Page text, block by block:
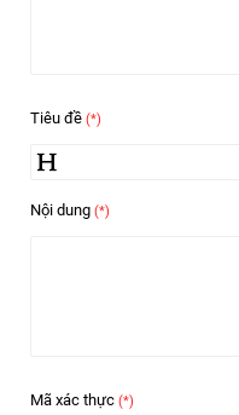
Tiêu đề (*)
Nội dung (*)
Mã xác thực (*)